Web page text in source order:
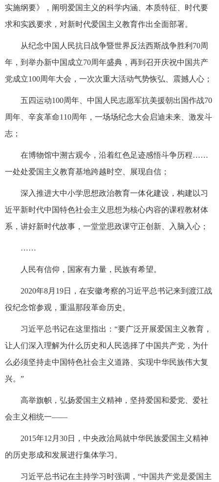
实施纲要》，阐明爱国主义的科学内涵、本质特征、时代要
求和实践要求，对新时代爱国主义教育作出全面部署。
从纪念中国人民抗日战争暨世界反法西斯战争胜利70周
年，到举办新中国成立70周年盛典，再到召开庆祝中国共产
党成立100周年大会，一次次重大活动气势恢弘、震撼人心；
五四运动100周年、中国人民志愿军抗美援朝出国作战70
周年、辛亥革命110周年，一场场纪念大会启迪未来、激发斗
志；
在博物馆中溯古观今，沿着红色足迹感悟斗争历程……
一处处爱国主义教育基地跨越时空、展现自信；
深入推进大中小学思想政治教育一体化建设，构建以习
近平新时代中国特色社会主义思想为核心内容的课程教材体
系，讲好新时代故事，一堂堂思政课守正创新、入脑入心；
……
人民有信仰，国家有力量，民族有希望。
2020年8月19日，在安徽考察的习近平总书记来到渡江战
役纪念馆参观，重温那段革命历史。
习近平总书记在这里指出：“要广泛开展爱国主义教育，
让人们深入理解为什么历史和人民选择了中国共产党，为什
么必须坚持走中国特色社会主义道路、实现中华民族伟大复
兴。”
高举旗帜，弘扬爱国主义精神，坚持爱国和爱党、爱社
会主义相统一——
2015年12月30日，中央政治局就中华民族爱国主义精神
的历史形成和发展进行集体学习。
习近平总书记在主持学习时强调，“中国共产党是爱国主